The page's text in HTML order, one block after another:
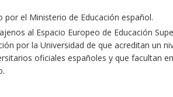
el Ministerio de Educación español.
al Espacio Europeo de Educación
por la Universidad de que acreditan un
oficiales españoles y que facultan